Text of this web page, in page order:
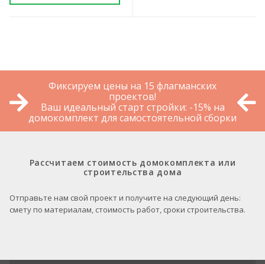
Фиксируем цены на 15 флагманских
проектов!
Ваш идеальный старт стройки: -15% на
домокомплект для самостоятельной сборки
Рассчитаем стоимость домокомплекта или
строительства дома
Отправьте нам свой проект и получите на следующий день:
смету по материалам, стоимость работ, сроки строительства.